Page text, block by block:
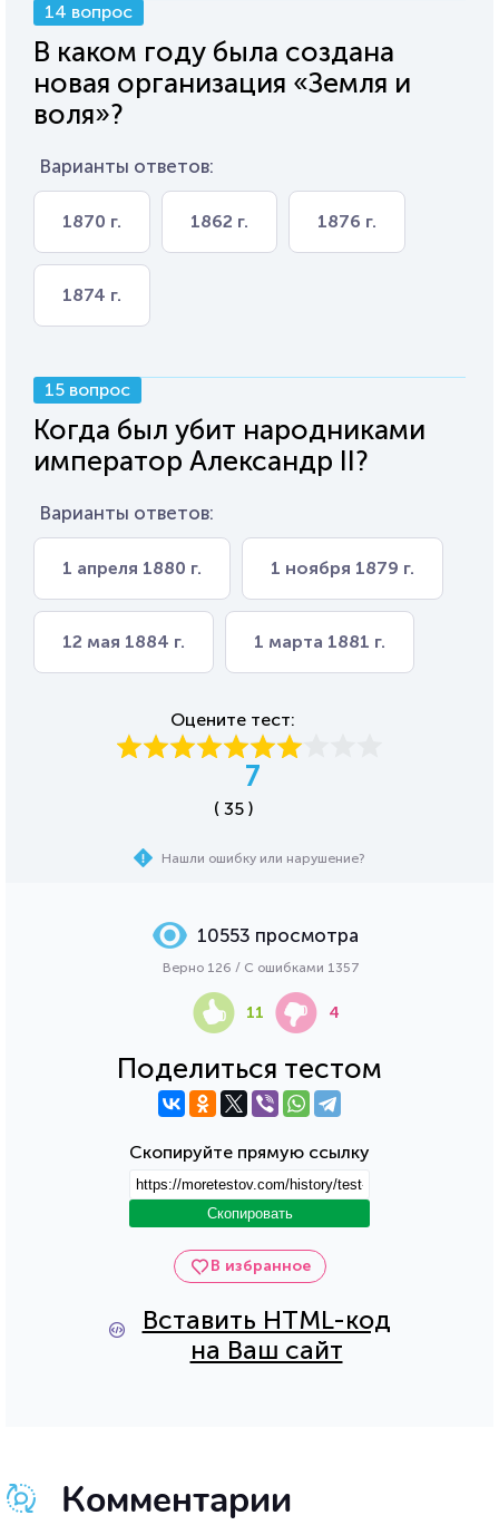
14 вопрос
В каком году была создана
новая организация «Земля и
воля»?
Варианты ответов:
1870 г. 1862 г. 1876 г.
1874 г.
15 вопрос
Когда был убит народниками
император Александр II?
Варианты ответов:
1 апреля 1880 г. 1 ноября 1879 г.
12 мая 1884 г. 1 марта 1881 г.
Оцените тест:
7
( 35 )
Нашли ошибку или нарушение?
В избранное
Вставить HTML-код
на Ваш сайт
Поделиться тестом
Скопируйте прямую ссылку
Скопировать
10553 просмотра
Верно 126 / С ошибками 1357
11 4
Комментарии